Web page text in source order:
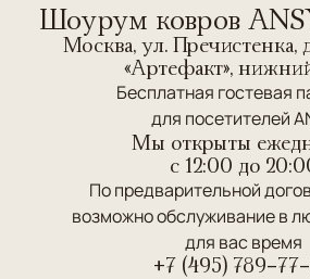
Шоурум ковров
Москва, ул. Пречистенка,
«Артефакт»,
Бесплатная гостевая
для посетителей
Мы открыты
c 12:00 до
По предварительной
возможно обслуживание в
для вас время
+7 (495) 789-